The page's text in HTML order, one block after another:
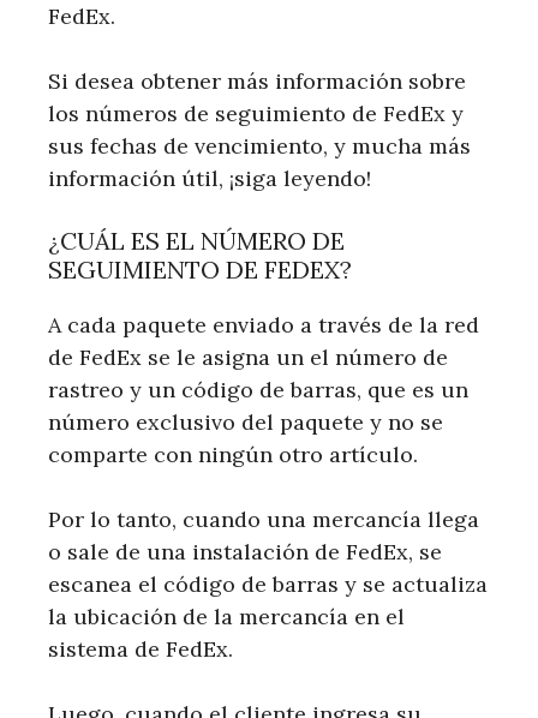
FedEx.
Si desea obtener más información sobre
los números de seguimiento de FedEx y
sus fechas de vencimiento, y mucha más
información útil, ¡siga leyendo!
¿CUÁL ES EL NÚMERO DE
SEGUIMIENTO DE FEDEX?
A cada paquete enviado a través de la red
de FedEx se le asigna un el número de
rastreo y un código de barras, que es un
número exclusivo del paquete y no se
comparte con ningún otro artículo.
Por lo tanto, cuando una mercancía llega
o sale de una instalación de FedEx, se
escanea el código de barras y se actualiza
la ubicación de la mercancía en el
sistema de FedEx.